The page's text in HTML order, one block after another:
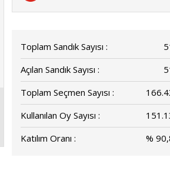
Toplam Sandık Sayısı :
Açılan Sandık Sayısı :
Toplam Seçmen Sayısı :
Kullanılan Oy Sayısı :
Katılım Oranı :
%